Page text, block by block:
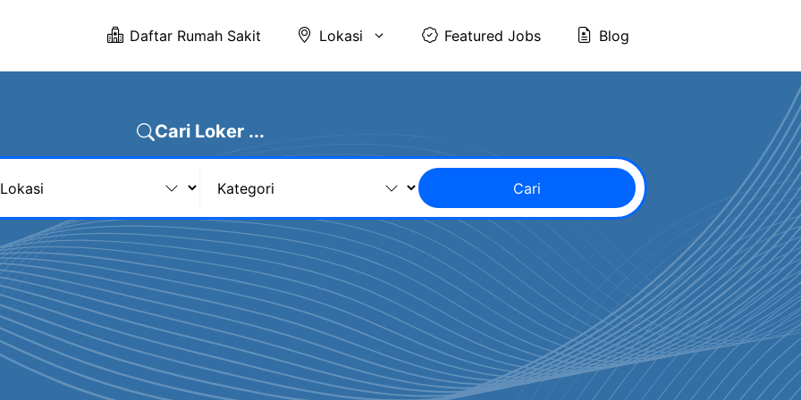
Daftar Rumah Sakit Lokasi Featured Jobs Blog
Cari Loker ...
Cari